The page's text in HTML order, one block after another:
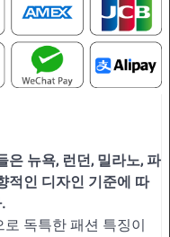
은 뉴욕, 런던, 밀라노, 파
적인 디자인 기준에 따
독특한 패션 특징이